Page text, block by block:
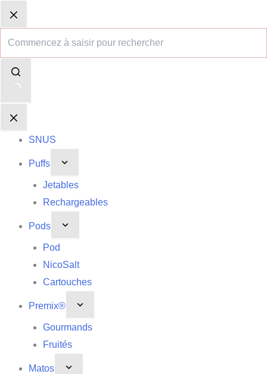
au
contenu
résultat
SNUS
Puffs
Jetables
Rechargeables
Pods
Pod
NicoSalt
Cartouches
Premix®
Gourmands
Fruités
Matos
d’achat
d’achat